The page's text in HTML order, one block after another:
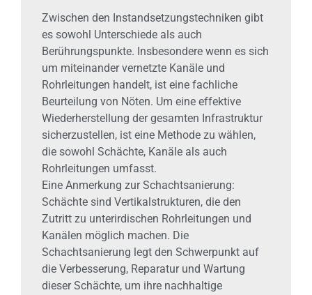
Zwischen den Instandsetzungstechniken gibt
es sowohl Unterschiede als auch
Berührungspunkte. Insbesondere wenn es sich
um miteinander vernetzte Kanäle und
Rohrleitungen handelt, ist eine fachliche
Beurteilung von Nöten. Um eine effektive
Wiederherstellung der gesamten Infrastruktur
sicherzustellen, ist eine Methode zu wählen,
die sowohl Schächte, Kanäle als auch
Rohrleitungen umfasst.
Eine Anmerkung zur Schachtsanierung:
Schächte sind Vertikalstrukturen, die den
Zutritt zu unterirdischen Rohrleitungen und
Kanälen möglich machen. Die
Schachtsanierung legt den Schwerpunkt auf
die Verbesserung, Reparatur und Wartung
dieser Schächte, um ihre nachhaltige